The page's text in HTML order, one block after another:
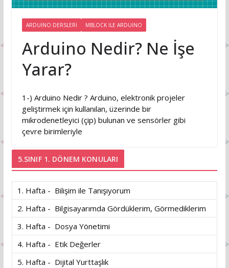
ARDUINO DERSLERI MBLOCK İLE ARDUINO
Arduino Nedir? Ne İşe
Yarar?
1-) Arduino Nedir ? Arduino, elektronik projeler
geliştirmek için kullanılan, üzerinde bir
mikrodenetleyici (çip) bulunan ve sensörler gibi
çevre birimleriyle
5.SINIF 1. DÖNEM KONULARI
1. Hafta - Bilişim ile Tanışıyorum
2. Hafta - Bilgisayarımda Gördüklerim, Görmediklerim
3. Hafta - Dosya Yönetimi
4. Hafta - Etik Değerler
5. Hafta - Dijital Yurttaşlık